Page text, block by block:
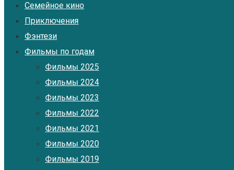
Семейное кино
Приключения
Фэнтези
Фильмы по годам
Фильмы 2025
Фильмы 2024
Фильмы 2023
Фильмы 2022
Фильмы 2021
Фильмы 2020
Фильмы 2019